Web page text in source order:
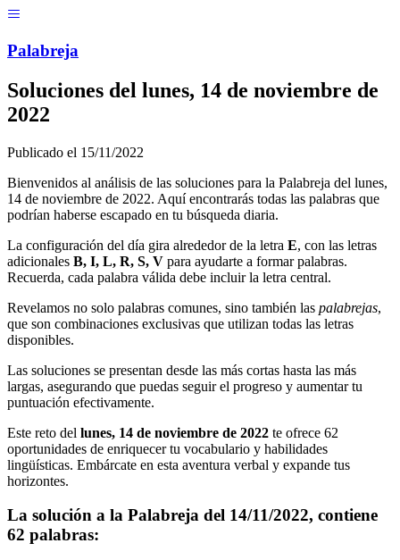
Palabreja
Soluciones del lunes, 14 de noviembre de
2022
Publicado el 15/11/2022
Bienvenidos al análisis de las soluciones para la Palabreja del lunes,
14 de noviembre de 2022. Aquí encontrarás todas las palabras que
podrían haberse escapado en tu búsqueda diaria.
La configuración del día gira alrededor de la letra E, con las letras
adicionales B, I, L, R, S, V para ayudarte a formar palabras.
Recuerda, cada palabra válida debe incluir la letra central.
Revelamos no solo palabras comunes, sino también las palabrejas,
que son combinaciones exclusivas que utilizan todas las letras
disponibles.
Las soluciones se presentan desde las más cortas hasta las más
largas, asegurando que puedas seguir el progreso y aumentar tu
puntuación efectivamente.
Este reto del lunes, 14 de noviembre de 2022 te ofrece 62
oportunidades de enriquecer tu vocabulario y habilidades
lingüísticas. Embárcate en esta aventura verbal y expande tus
horizontes.
La solución a la Palabreja del 14/11/2022, contiene
62 palabras: